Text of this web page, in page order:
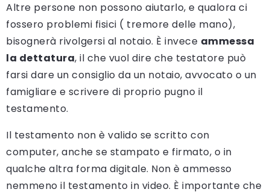
Altre persone non possono aiutarlo, e qualora ci
fossero problemi fisici ( tremore delle mano),
bisognerà rivolgersi al notaio. È invece ammessa
la dettatura, il che vuol dire che testatore può
farsi dare un consiglio da un notaio, avvocato o un
famigliare e scrivere di proprio pugno il
testamento.
Il testamento non è valido se scritto con
computer, anche se stampato e firmato, o in
qualche altra forma digitale. Non è ammesso
nemmeno il testamento in video. È importante che